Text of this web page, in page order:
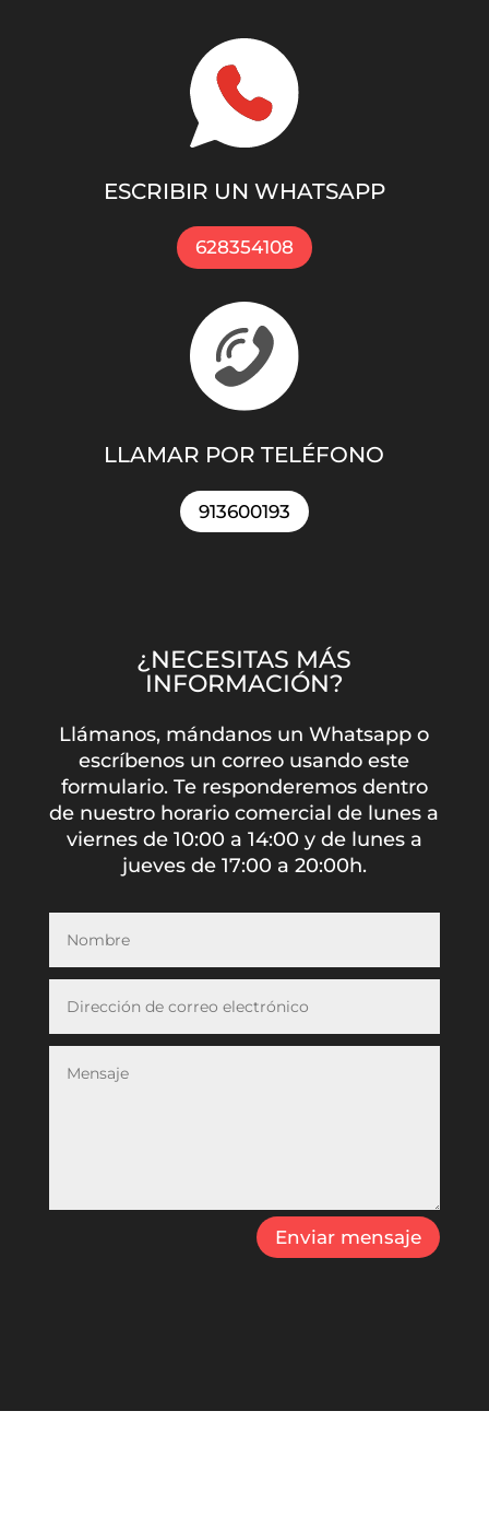
ESCRIBIR UN WHATSAPP
628354108
LLAMAR POR TELÉFONO
913600193
¿NECESITAS MÁS
INFORMACIÓN?
Llámanos, mándanos un Whatsapp o
escríbenos un correo usando este
formulario. Te responderemos dentro
de nuestro horario comercial de lunes a
viernes de 10:00 a 14:00 y de lunes a
jueves de 17:00 a 20:00h.
Enviar mensaje